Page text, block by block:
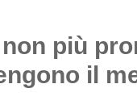
più
il